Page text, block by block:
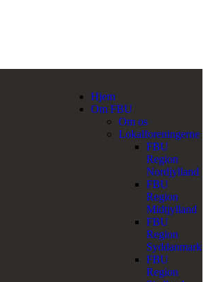
Hjem
Om FBU
Om os
Lokalforeningerne
FBU
Region
Nordjylland
FBU
Region
Midtjylland
FBU
Region
Syddanmark
FBU
Region